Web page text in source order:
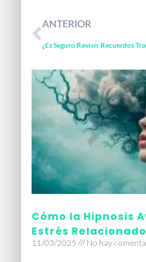
ANTERIOR
Cómo la Hipnosis
Estrés
11/03/2025 No hay